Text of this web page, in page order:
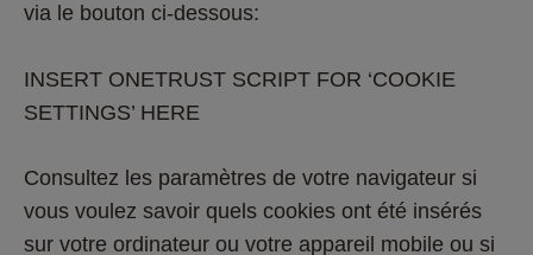
via le bouton ci-dessous:
INSERT ONETRUST SCRIPT FOR ‘COOKIE
SETTINGS’ HERE
Consultez les paramètres de votre navigateur si
vous voulez savoir quels cookies ont été insérés
sur votre ordinateur ou votre appareil mobile ou si